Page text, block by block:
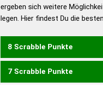
Duden –
Duden –
Universalwörterbuch
ergeben sich weitere
legen. Hier findest Du die
8 Scrabble Punkte
MEINES MEISEN SEIMEN
7 Scrabble Punkte